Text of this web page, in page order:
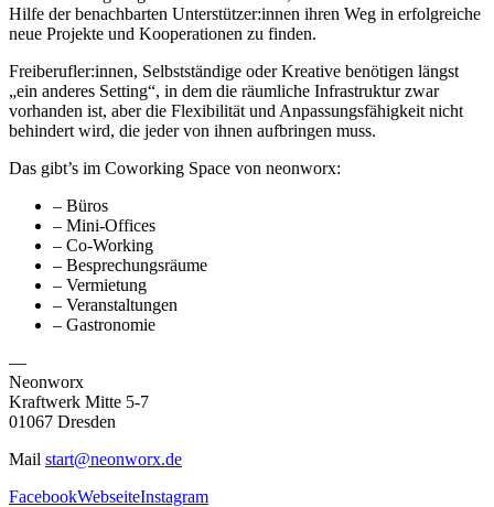
Hilfe der benachbarten Unterstützer:innen ihren Weg in erfolgreiche
neue Projekte und Kooperationen zu finden.
Freiberufler:innen, Selbstständige oder Kreative benötigen längst
„ein anderes Setting“, in dem die räumliche Infrastruktur zwar
vorhanden ist, aber die Flexibilität und Anpassungsfähigkeit nicht
behindert wird, die jeder von ihnen aufbringen muss.
Das gibt’s im Coworking Space von neonworx:
– Büros
– Mini-Offices
– Co-Working
– Besprechungsräume
– Vermietung
– Veranstaltungen
– Gastronomie
—
Neonworx
Kraftwerk Mitte 5-7
01067 Dresden
Mail start@neonworx.de
FacebookWebseiteInstagram